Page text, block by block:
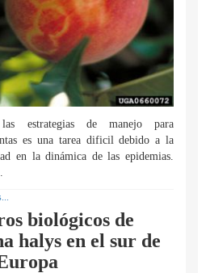
estrategias de manejo para
es una tarea dificil debido a la
en la dinámica de las epidemias.
biológicos de
halys en el sur de